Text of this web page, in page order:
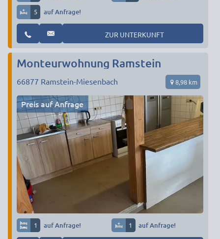
5 auf Anfrage!
ZUR UNTERKUNFT
Monteurwohnung Ramstein
66877 Ramstein-Miesenbach 8,98 km
Preis auf Anfrage
1 auf Anfrage! 1 auf Anfrage!